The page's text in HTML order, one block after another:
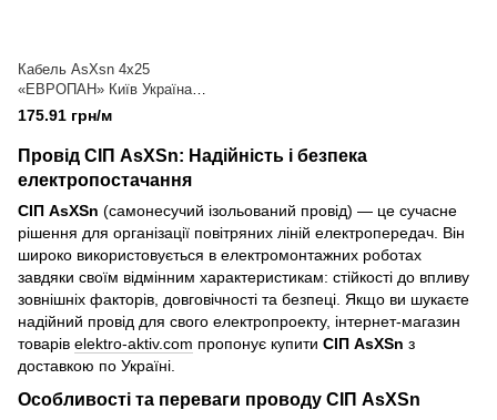
Кабель AsXsn 4x25
«ЕВРОПАН» Київ Україна
Т074177 lkz розподілу
електроенергії в повітряних
лініях
175.91 грн/м
Провід СІП AsXSn: Надійність і безпека
електропостачання
СІП AsXSn (самонесучий ізольований провід) — це сучасне
рішення для організації повітряних ліній електропередач. Він
широко використовується в електромонтажних роботах
завдяки своїм відмінним характеристикам: стійкості до впливу
зовнішніх факторів, довговічності та безпеці. Якщо ви шукаєте
надійний провід для свого електропроекту, інтернет-магазин
товарів elektro-aktiv.com пропонує купити СІП AsXSn з
доставкою по Україні.
Особливості та переваги проводу СІП AsXSn